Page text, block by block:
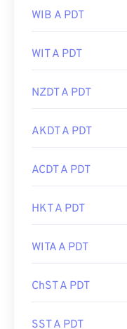
WIB A PDT
WIT A PDT
NZDT A PDT
AKDT A PDT
ACDT A PDT
HKT A PDT
WITA A PDT
ChST A PDT
SST A PDT